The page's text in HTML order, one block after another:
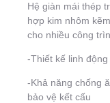
Hệ giàn mái thép
hợp kim nhôm
cho nhiều công
-Thiết kế linh động
-Khả năng chống
bảo vệ kết cấu